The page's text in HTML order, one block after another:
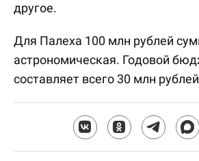
другое.
Для Палеха 100 млн рублей
астрономическая. Годовой
составляет всего 30 млн